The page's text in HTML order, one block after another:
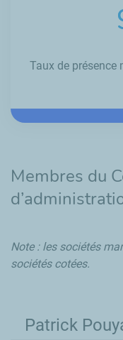
Taux de présence
Membres du
Note : les sociétés
sociétés cotées.
Patrick